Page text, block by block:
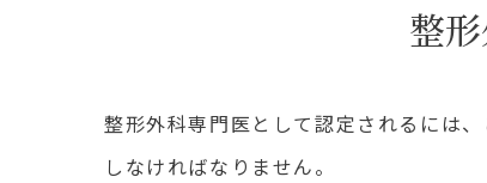
整
整形外科専門医として認定されるには
しなければなりません。